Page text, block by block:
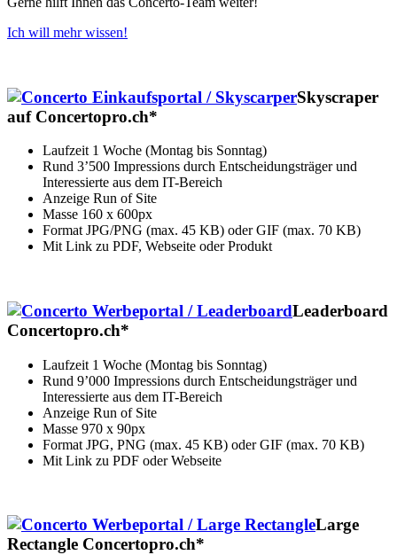
Ich will mehr wissen!
Skyscraper
auf Concertopro.ch*
Laufzeit 1 Woche (Montag bis Sonntag)
Rund 3’500 Impressions durch Entscheidungsträger und
Interessierte aus dem IT-Bereich
Anzeige Run of Site
Masse 160 x 600px
Format JPG/PNG (max. 45 KB) oder GIF (max. 70 KB)
Mit Link zu PDF, Webseite oder Produkt
Leaderboard
Concertopro.ch*
Laufzeit 1 Woche (Montag bis Sonntag)
Rund 9’000 Impressions durch Entscheidungsträger und
Interessierte aus dem IT-Bereich
Anzeige Run of Site
Masse 970 x 90px
Format JPG, PNG (max. 45 KB) oder GIF (max. 70 KB)
Mit Link zu PDF oder Webseite
Large
Rectangle Concertopro.ch*